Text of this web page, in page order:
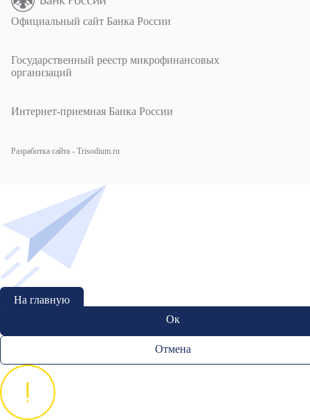
Официальный сайт Банка России
Государственный реестр микрофинансовых
организаций
Интернет-приемная Банка России
Разработка сайта - Trisodium.ru
На главную
Ок
Отмена